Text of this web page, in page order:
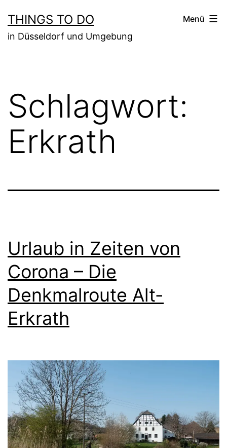
Inhalt
springen
THINGS TO DO
in Düsseldorf und Umgebung
Menü
Schlagwort:
Erkrath
Urlaub in Zeiten von
Corona – Die
Denkmalroute Alt-
Erkrath